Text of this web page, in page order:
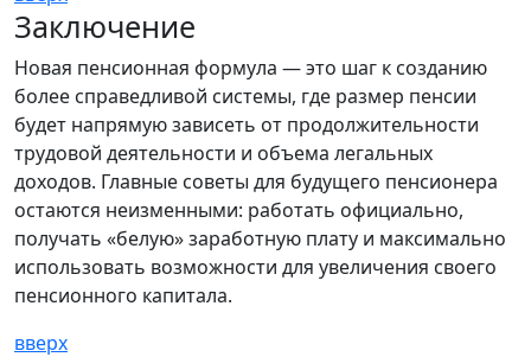
Заключение
Новая пенсионная формула — это шаг к созданию
более справедливой системы, где размер пенсии
будет напрямую зависеть от продолжительности
трудовой деятельности и объема легальных
доходов. Главные советы для будущего пенсионера
остаются неизменными: работать официально,
получать «белую» заработную плату и максимально
использовать возможности для увеличения своего
пенсионного капитала.
вверх